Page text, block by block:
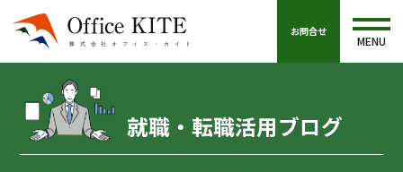
お問合せ
MENU
就職・転職活用ブログ